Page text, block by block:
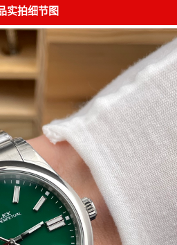
实拍细节图